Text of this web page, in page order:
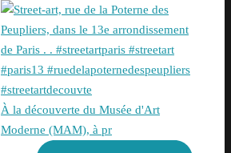
À la découverte du Musée d'Art
Moderne (MAM), à pr